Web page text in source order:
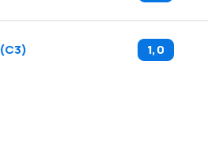
(C3) 1,0